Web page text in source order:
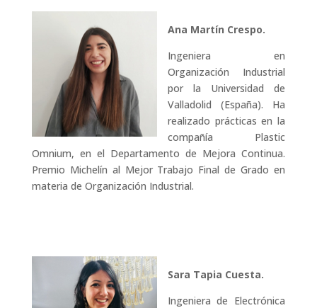
Ana Martín Crespo.
Ingeniera en
Organización Industrial
por la Universidad de
Valladolid (España). Ha
realizado prácticas en la
compañía Plastic
Omnium, en el Departamento de Mejora Continua.
Premio Michelín al Mejor Trabajo Final de Grado en
materia de Organización Industrial.
Sara Tapia Cuesta.
Ingeniera de Electrónica